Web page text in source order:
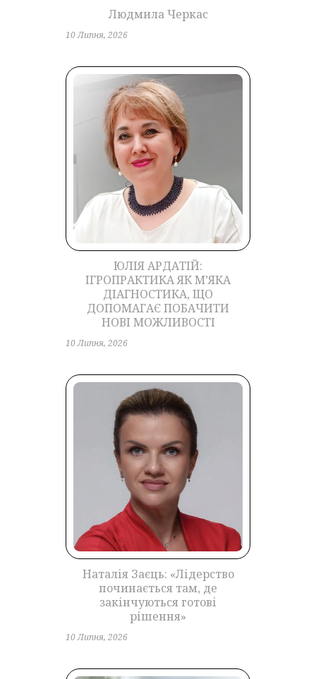
Людмила Черкас
10 Липня, 2026
ЮЛІЯ АРДАТІЙ:
ІГРОПРАКТИКА ЯК М’ЯКА
ДІАГНОСТИКА, ЩО
ДОПОМАГАЄ ПОБАЧИТИ
НОВІ МОЖЛИВОСТІ
10 Липня, 2026
Наталія Заєць: «Лідерство
починається там, де
закінчуються готові
рішення»
10 Липня, 2026